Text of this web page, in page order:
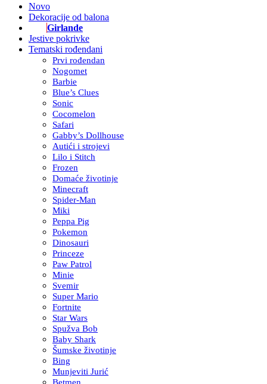
Novo
Dekoracije od balona
Girlande
Jestive pokrivke
Tematski rođendani
Prvi rođendan
Nogomet
Barbie
Blue’s Clues
Sonic
Cocomelon
Safari
Gabby’s Dollhouse
Autići i strojevi
Lilo i Stitch
Frozen
Domaće životinje
Minecraft
Spider-Man
Miki
Peppa Pig
Pokemon
Dinosauri
Princeze
Paw Patrol
Minie
Svemir
Super Mario
Fortnite
Star Wars
Spužva Bob
Baby Shark
Šumske životinje
Bing
Munjeviti Jurić
Betmen